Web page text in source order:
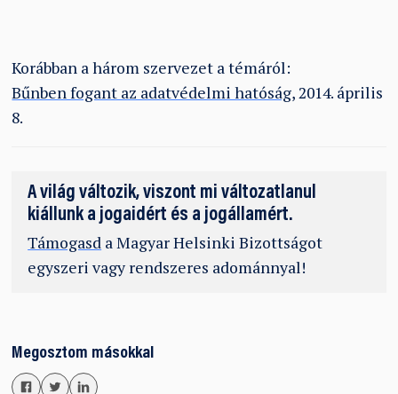
Korábban a három szervezet a témáról:
Bűnben fogant az adatvédelmi hatóság, 2014. április
8.
A világ változik, viszont mi változatlanul
kiállunk a jogaidért és a jogállamért.
Támogasd a Magyar Helsinki Bizottságot
egyszeri vagy rendszeres adománnyal!
Megosztom másokkal